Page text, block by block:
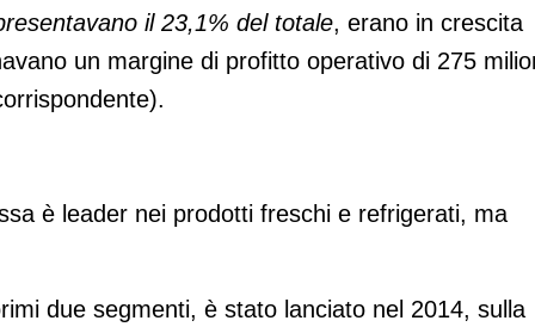
il 23,1% del totale, erano in crescita
un margine di profitto operativo di 275
è leader nei prodotti freschi e refrigerati, ma
due segmenti, è stato lanciato nel 2014, sulla